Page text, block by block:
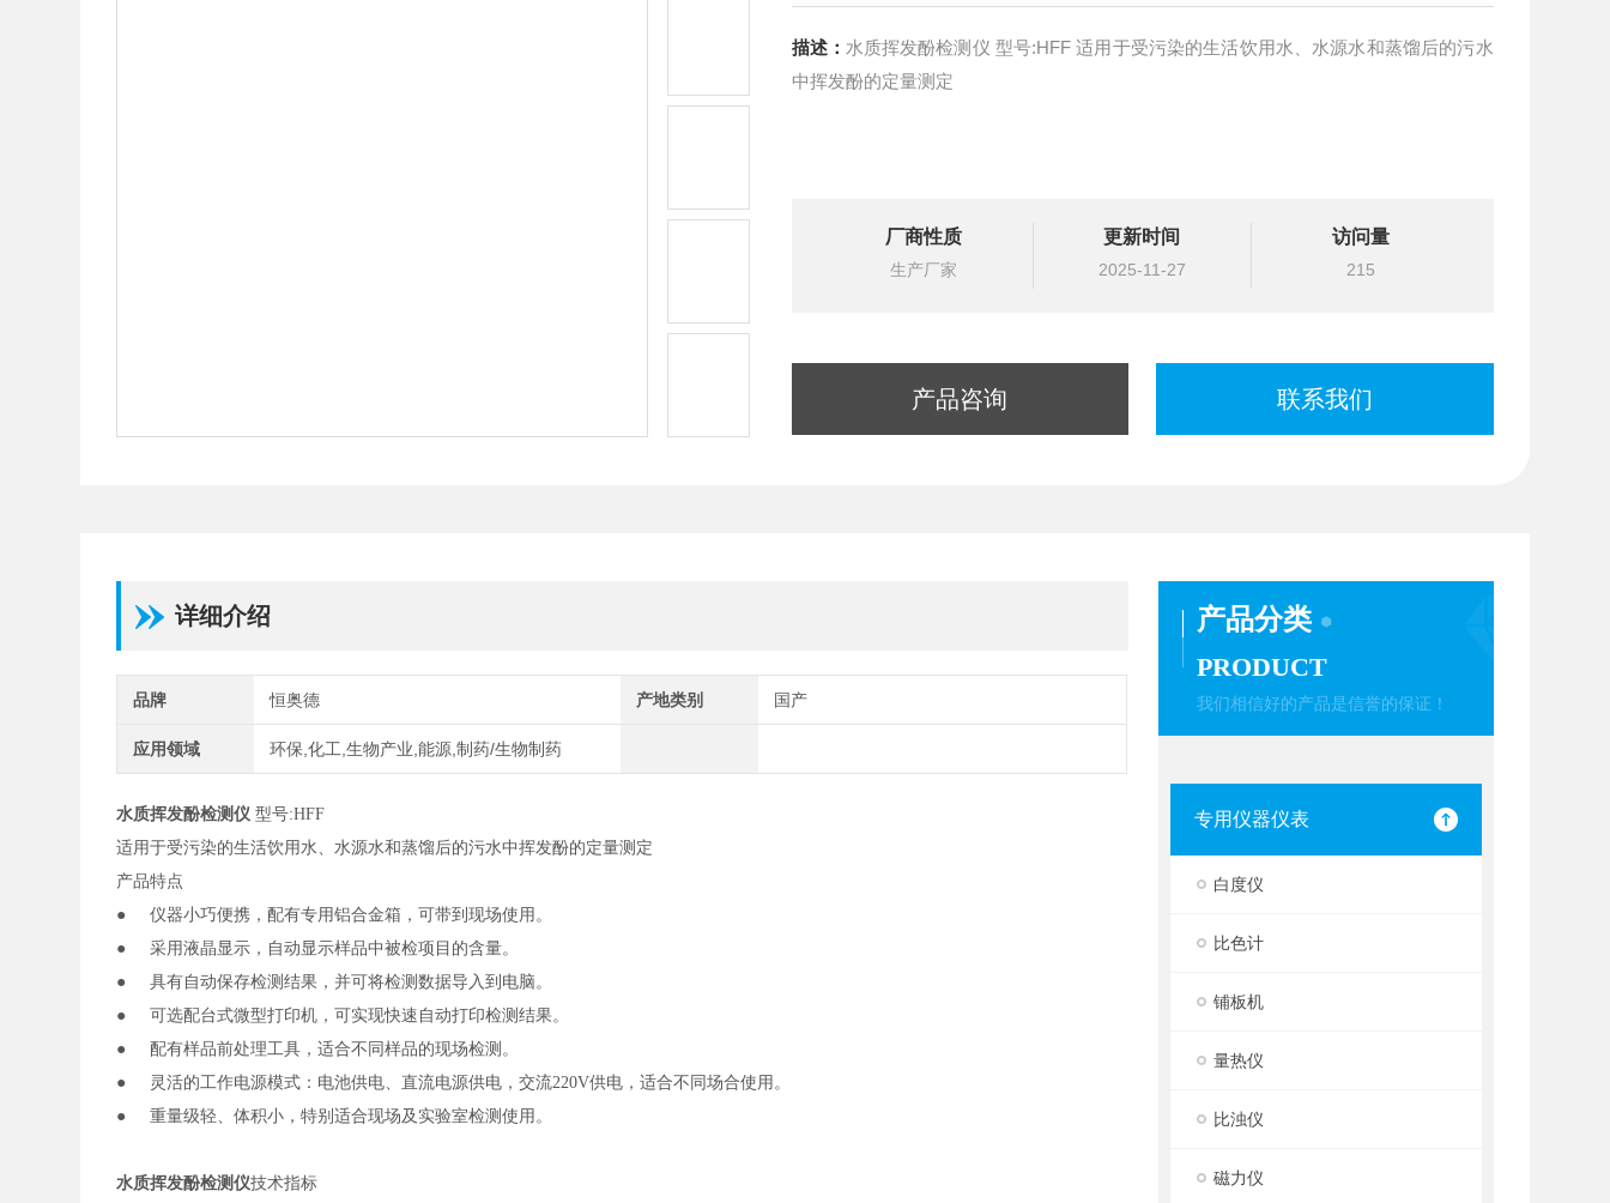
描述： 水质挥发酚检测仪 型号:HFF 适用于受污染的生活饮用水、水源水和蒸馏后的污水
中挥发酚的定量测定
厂商性质
生产厂家
更新时间
2025-11-27
访问量
215
产品咨询 联系我们
产品分类
PRODUCT
我们相信好的产品是信誉的保证！
专用仪器仪表
白度仪
比色计
铺板机
量热仪
比浊仪
磁力仪
详细介绍
品牌 恒奥德 产地类别 国产
应用领域 环保,化工,生物产业,能源,制药/生物制药
水质挥发酚检测仪 型号:HFF
适用于受污染的生活饮用水、水源水和蒸馏后的污水中挥发酚的定量测定
产品特点
● 仪器小巧便携，配有专用铝合金箱，可带到现场使用。
● 采用液晶显示，自动显示样品中被检项目的含量。
● 具有自动保存检测结果，并可将检测数据导入到电脑。
● 可选配台式微型打印机，可实现快速自动打印检测结果。
● 配有样品前处理工具，适合不同样品的现场检测。
● 灵活的工作电源模式：电池供电、直流电源供电，交流220V供电，适合不同场合使用。
● 重量级轻、体积小，特别适合现场及实验室检测使用。
水质挥发酚检测仪技术指标